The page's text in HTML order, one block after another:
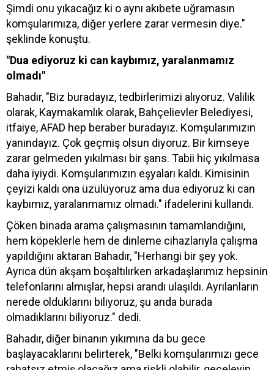
Şimdi onu yıkacağız ki o aynı akıbete uğramasın
komşularımıza, diğer yerlere zarar vermesin diye."
şeklinde konuştu.
"Dua ediyoruz ki can kaybımız, yaralanmamız
olmadı"
Bahadır, "Biz buradayız, tedbirlerimizi alıyoruz. Valilik
olarak, Kaymakamlık olarak, Bahçelievler Belediyesi,
itfaiye, AFAD hep beraber buradayız. Komşularımızın
yanındayız. Çok geçmiş olsun diyoruz. Bir kimseye
zarar gelmeden yıkılması bir şans. Tabii hiç yıkılmasa
daha iyiydi. Komşularımızın eşyaları kaldı. Kimisinin
çeyizi kaldı ona üzülüyoruz ama dua ediyoruz ki can
kaybımız, yaralanmamız olmadı." ifadelerini kullandı.
Çöken binada arama çalışmasının tamamlandığını,
hem köpeklerle hem de dinleme cihazlarıyla çalışma
yapıldığını aktaran Bahadır, "Herhangi bir şey yok.
Ayrıca dün akşam boşaltılırken arkadaşlarımız hepsinin
telefonlarını almışlar, hepsi arandı ulaşıldı. Ayrılanların
nerede olduklarını biliyoruz, şu anda burada
olmadıklarını biliyoruz." dedi.
Bahadır, diğer binanın yıkımına da bu gece
başlayacaklarını belirterek, "Belki komşularımızı gece